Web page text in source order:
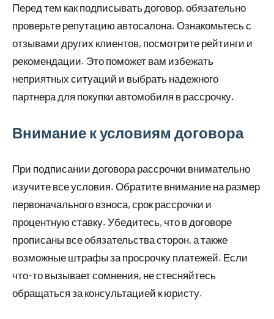
Перед тем как подписывать договор, обязательно
проверьте репутацию автосалона. Ознакомьтесь с
отзывами других клиентов, посмотрите рейтинги и
рекомендации. Это поможет вам избежать
неприятных ситуаций и выбрать надежного
партнера для покупки автомобиля в рассрочку.
Внимание к условиям договора
При подписании договора рассрочки внимательно
изучите все условия. Обратите внимание на размер
первоначального взноса, срок рассрочки и
процентную ставку. Убедитесь, что в договоре
прописаны все обязательства сторон, а также
возможные штрафы за просрочку платежей. Если
что-то вызывает сомнения, не стесняйтесь
обращаться за консультацией к юристу.